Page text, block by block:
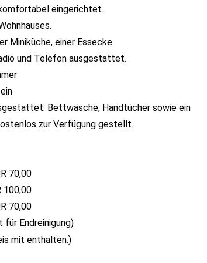
eingerichtet.
Miniküche, einer Essecke
und Telefon ausgestattet.
Bettwäsche, Handtücher sowie ein
zur Verfügung gestellt.
70,00
100,00
70,00
für Endreinigung)
mit enthalten.)